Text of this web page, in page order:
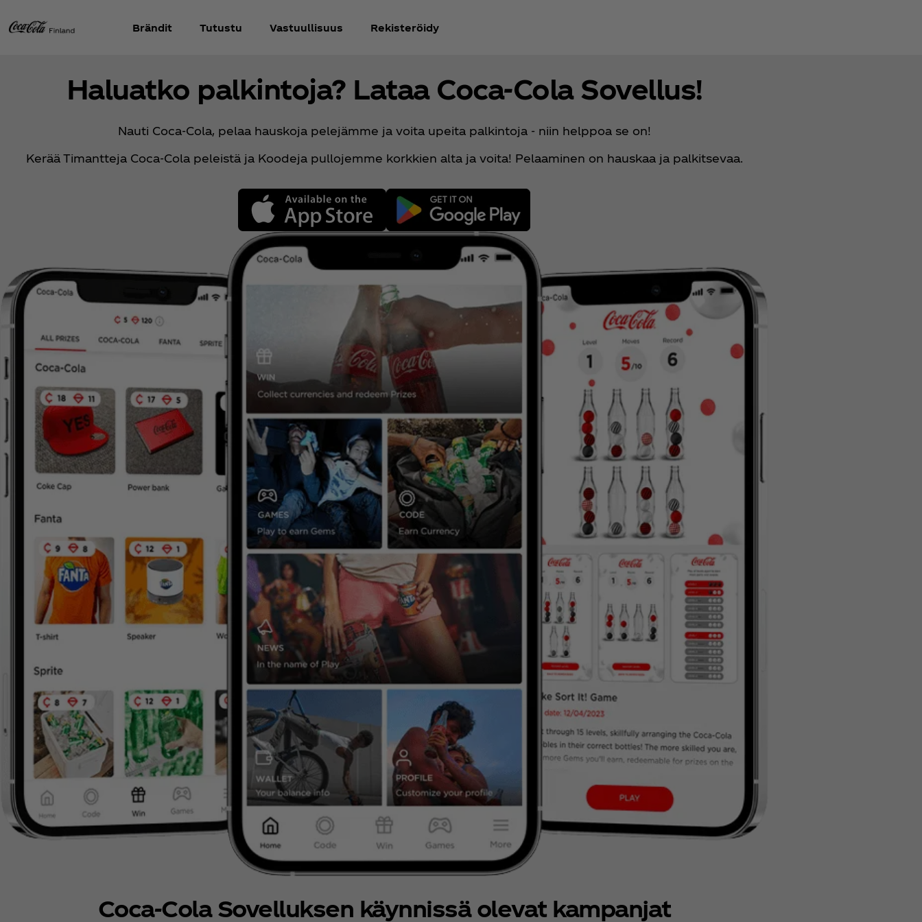
Brändit Tutustu Vastuullisuus Rekisteröidy
Haluatko palkintoja? Lataa Coca‑Cola Sovellus!
Nauti Coca‑Cola, pelaa hauskoja pelejämme ja voita upeita palkintoja - niin helppoa se on!
Kerää Timantteja Coca‑Cola peleistä ja Koodeja pullojemme korkkien alta ja voita! Pelaaminen on hauskaa ja palkitsevaa.
Coca‑Cola Sovelluksen käynnissä olevat kampanjat